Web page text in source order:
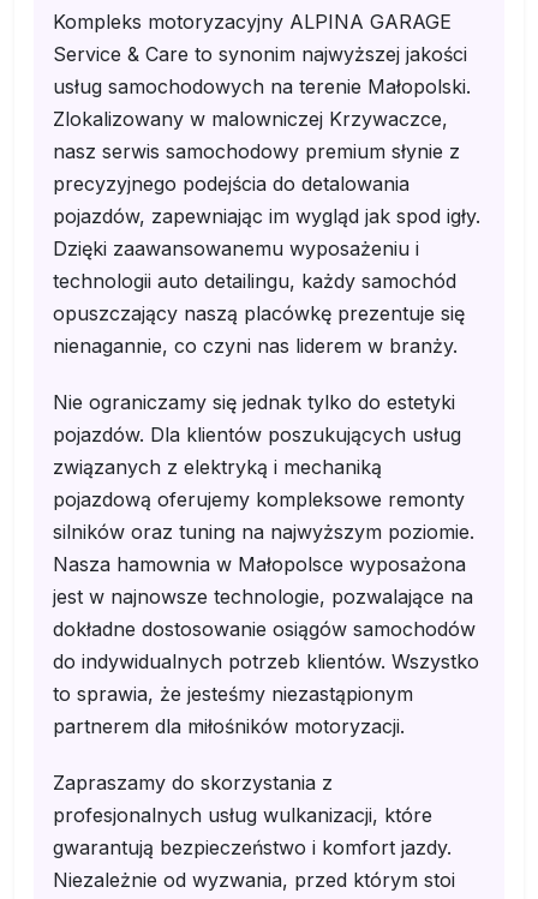
Kompleks motoryzacyjny ALPINA GARAGE
Service & Care to synonim najwyższej jakości
usług samochodowych na terenie Małopolski.
Zlokalizowany w malowniczej Krzywaczce,
nasz serwis samochodowy premium słynie z
precyzyjnego podejścia do detalowania
pojazdów, zapewniając im wygląd jak spod igły.
Dzięki zaawansowanemu wyposażeniu i
technologii auto detailingu, każdy samochód
opuszczający naszą placówkę prezentuje się
nienagannie, co czyni nas liderem w branży.
Nie ograniczamy się jednak tylko do estetyki
pojazdów. Dla klientów poszukujących usług
związanych z elektryką i mechaniką
pojazdową oferujemy kompleksowe remonty
silników oraz tuning na najwyższym poziomie.
Nasza hamownia w Małopolsce wyposażona
jest w najnowsze technologie, pozwalające na
dokładne dostosowanie osiągów samochodów
do indywidualnych potrzeb klientów. Wszystko
to sprawia, że jesteśmy niezastąpionym
partnerem dla miłośników motoryzacji.
Zapraszamy do skorzystania z
profesjonalnych usług wulkanizacji, które
gwarantują bezpieczeństwo i komfort jazdy.
Niezależnie od wyzwania, przed którym stoi